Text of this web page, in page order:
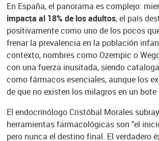
En España, el panorama es complejo:
impacta al 18% de los adultos, el país
positivamente como uno de los pocos
frenar la prevalencia en la población
contexto, nombres como Ozempic o
con una fuerza inusitada, siendo
como fármacos esenciales, aunque los
de que no existen los milagros en un
El endocrinólogo Cristóbal Morales
herramientas farmacológicas son "el
pero nunca el destino final. El verdadero